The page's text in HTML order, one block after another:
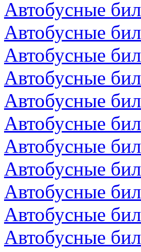
Автобусные
Автобусные
Автобусные
Автобусные
Автобусные
Автобусные
Автобусные
Автобусные
Автобусные
Автобусные
Автобусные